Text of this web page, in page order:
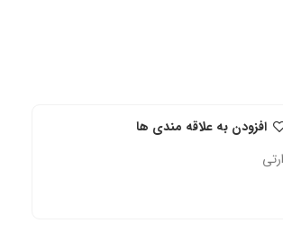
افزودن به علاقه مندی ها